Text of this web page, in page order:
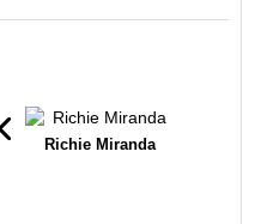
Richie Miranda